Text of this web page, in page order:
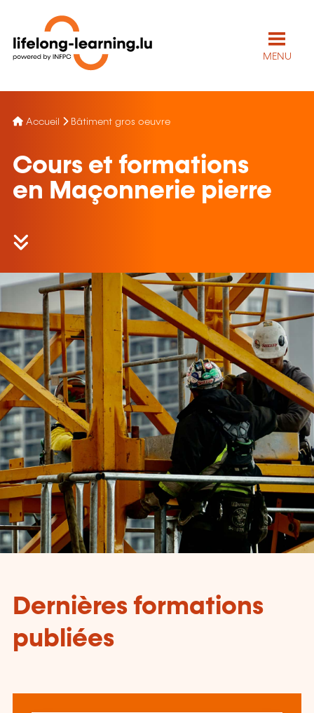
MENU
Accueil Bâtiment gros oeuvre
Cours et formations
en Maçonnerie pierre
Dernières formations
publiées